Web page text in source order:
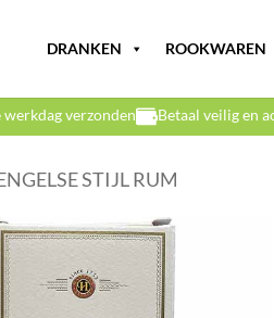
DRANKEN ROOKWAREN
verzonden Betaal veilig en
STIJL RUM